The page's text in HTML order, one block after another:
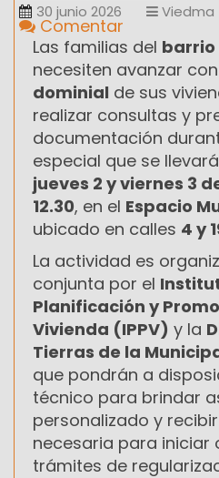
30 junio 2026 Viedma
Comentar
Las familias del barrio
necesiten avanzar
dominial de sus
realizar consultas y
documentación
especial que se
jueves 2 y viernes 3
12.30, en el Espacio
ubicado en calles 4 y
La actividad es
conjunta por el
Planificación y
Vivienda (IPPV) y la
Tierras de la
que pondrán a
técnico para brindar
personalizado y
necesaria para iniciar
trámites de